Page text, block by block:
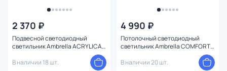
2 370 ₽
Подвесной светодиодный
светильник Ambrella ACRYLICA
В наличии 18 шт.
4 990 ₽
Потолочный светодиодный
светильник Ambrella COMFORT
В наличии 20 шт.